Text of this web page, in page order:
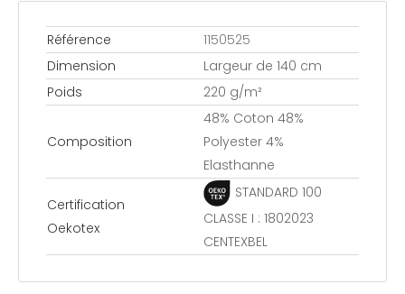
Référence
1150525
Dimension
Largeur de 140 cm
Poids
220 g/m²
Composition
48% Coton 48%
Polyester 4%
Elasthanne
Certification
Oekotex
STANDARD 100
CLASSE I : 1802023
CENTEXBEL